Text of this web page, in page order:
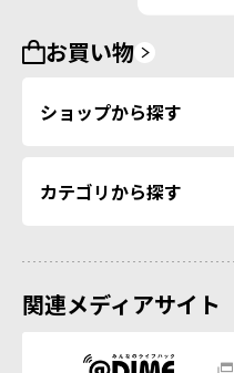
お買い物
ショップから探す
カテゴリから探す
関連メディアサイト